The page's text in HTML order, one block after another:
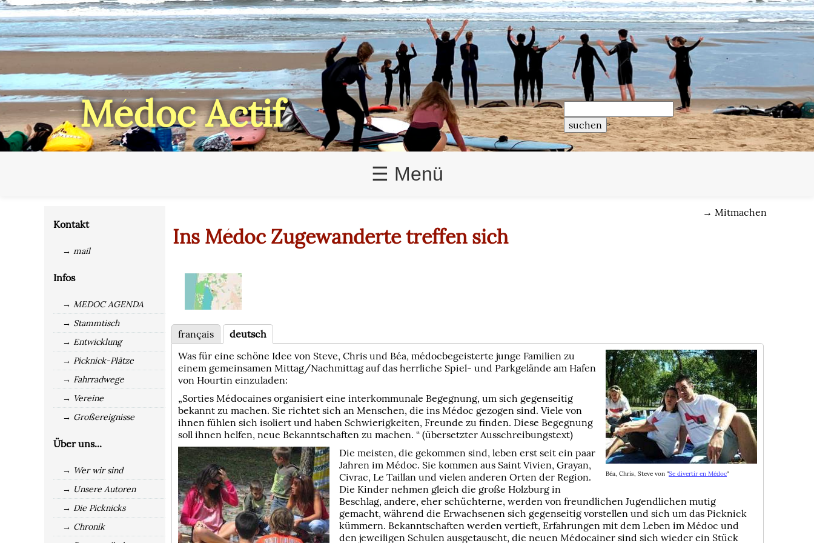
Médoc Actif >
☰ Menü
Kontakt
→ mail
Infos
→ MEDOC AGENDA
→ Stammtisch
→ Entwicklung
→ Picknick-Plätze
→ Fahrradwege
→ Vereine
→ Großereignisse
Über uns...
→ Wer wir sind
→ Unsere Autoren
→ Die Picknicks
→ Chronik
→ Mitmachen
Ins Médoc Zugewanderte treffen sich
français deutsch
Béa, Chris, Steve von "Se divertir en Médoc"
Was für eine schöne Idee von Steve, Chris und Béa, médocbegeisterte junge Familien zu
einem gemeinsamen Mittag/Nachmittag auf das herrliche Spiel- und Parkgelände am Hafen
von Hourtin einzuladen:
„Sorties Médocaines organisiert eine interkommunale Begegnung, um sich gegenseitig
bekannt zu machen. Sie richtet sich an Menschen, die ins Médoc gezogen sind. Viele von
ihnen fühlen sich isoliert und haben Schwierigkeiten, Freunde zu finden. Diese Begegnung
soll ihnen helfen, neue Bekanntschaften zu machen. “ (übersetzter Ausschreibungstext)
Die meisten, die gekommen sind, leben erst seit ein paar
Jahren im Médoc. Sie kommen aus Saint Vivien, Grayan,
Civrac, Le Taillan und vielen anderen Orten der Region.
Die Kinder nehmen gleich die große Holzburg in
Beschlag, andere, eher schüchterne, werden von freundlichen Jugendlichen mutig
gemacht, während die Erwachsenen sich gegenseitig vorstellen und sich um das Picknick
kümmern. Bekanntschaften werden vertieft, Erfahrungen mit dem Leben im Médoc und
den jeweiligen Schulen ausgetauscht, die neuen Médocainer sind sich wieder ein Stück